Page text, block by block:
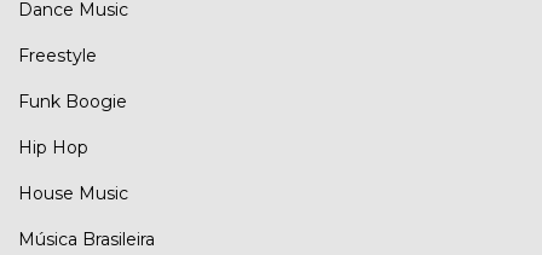
Dance Music
Freestyle
Funk Boogie
Hip Hop
House Music
Música Brasileira